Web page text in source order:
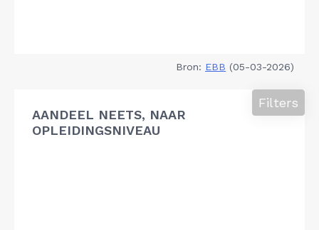
Bron: EBB (05-03-2026)
AANDEEL NEETS, NAAR
OPLEIDINGSNIVEAU
Filters